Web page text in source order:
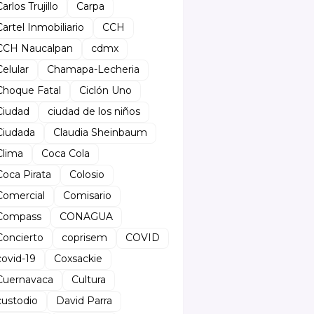
Trujillo
Carpa
Inmobiliario
CCH
Naucalpan
cdmx
Chamapa-Lecheria
Fatal
Ciclón Uno
ciudad de los niños
Claudia Sheinbaum
Coca Cola
Pirata
Colosio
Comisario
CONAGUA
coprisem
COVID
19
Coxsackie
Cultura
David Parra